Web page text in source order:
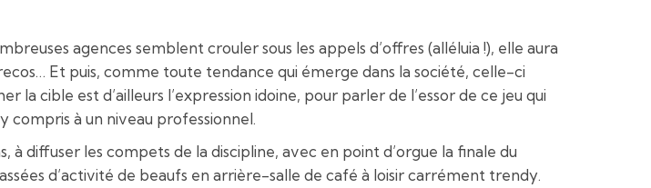
agences semblent crouler sous les appels d’offres (alléluia !), elle aura
Et puis, comme toute tendance qui émerge dans la société, celle-ci
cible est d’ailleurs l’expression idoine, pour parler de l’essor de ce jeu qui
compris à un niveau professionnel.
à diffuser les compets de la discipline, avec en point d’orgue la finale du
d’activité de beaufs en arrière-salle de café à loisir carrément trendy.